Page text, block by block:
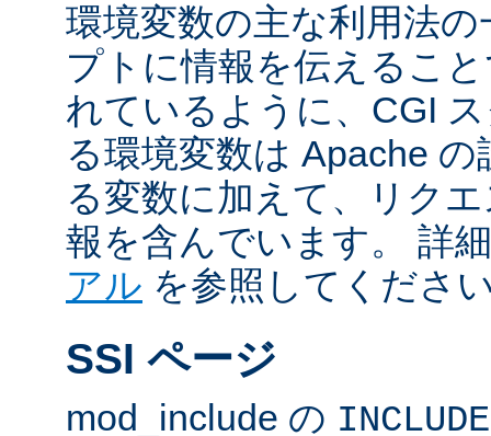
環境変数の主な利用法
プトに情報を伝えるこ
れているように、CGI
る環境変数は Apache
る変数に加えて、リク
報を含んでいます。 詳
アル を参照してくださ
SSI ページ
mod_include の